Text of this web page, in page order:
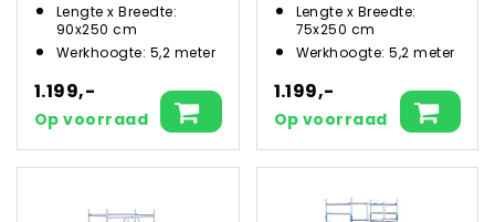
Lengte x Breedte:
90x250 cm
Werkhoogte: 5,2 meter
1.199,-
Op voorraad
Lengte x Breedte:
75x250 cm
Werkhoogte: 5,2 meter
1.199,-
Op voorraad